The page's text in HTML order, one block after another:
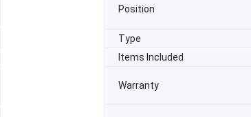
Position
Type
Items Included
Warranty